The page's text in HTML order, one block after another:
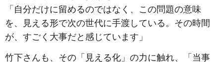
「自分だけに留めるのではなく、この問題の意味
を、見える形で次の世代に手渡している。その時間
が、すごく大事だと感じています」
竹下さんも、その「見える化」の力に触れ、「当事